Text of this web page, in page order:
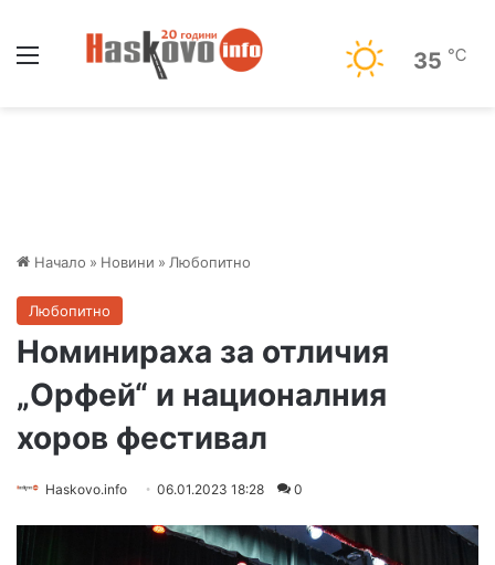
35 ℃
Начало » Новини » Любопитно
Любопитно
Номинираха за отличия
„Орфей“ и националния
хоров фестивал
Haskovo.info 06.01.2023 18:28 0